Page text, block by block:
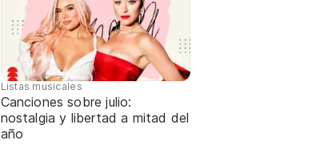
Listas musicales
Canciones sobre julio:
nostalgia y libertad a mitad del
año